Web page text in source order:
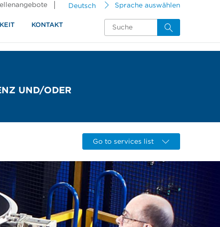
Deutsch Sprache auswählen
KONTAKT
UND/ODER K
Go to services list